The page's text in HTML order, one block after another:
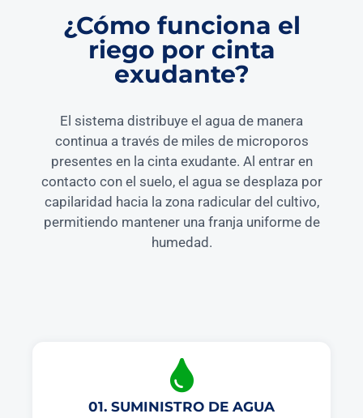
¿Cómo funciona el
riego por cinta
exudante?
El sistema distribuye el agua de manera
continua a través de miles de microporos
presentes en la cinta exudante. Al entrar en
contacto con el suelo, el agua se desplaza por
capilaridad hacia la zona radicular del cultivo,
permitiendo mantener una franja uniforme de
humedad.
01. SUMINISTRO DE AGUA